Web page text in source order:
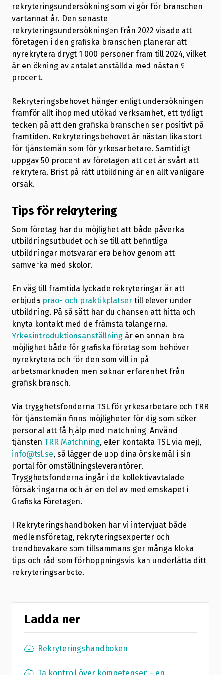
rekryteringsundersökning som vi gör för branschen
vartannat år. Den senaste
rekryteringsundersökningen från 2022 visade att
företagen i den grafiska branschen planerar att
nyrekrytera drygt 1 000 personer fram till 2024, vilket
är en ökning av antalet anställda med nästan 9
procent.
Rekryteringsbehovet hänger enligt undersökningen
framför allt ihop med utökad verksamhet, ett tydligt
tecken på att den grafiska branschen ser positivt på
framtiden. Rekryteringsbehovet är nästan lika stort
för tjänstemän som för yrkesarbetare. Samtidigt
uppgav 50 procent av företagen att det är svårt att
rekrytera. Brist på rätt utbildning är en allt vanligare
orsak.
Tips för rekrytering
Som företag har du möjlighet att både påverka
utbildningsutbudet och se till att befintliga
utbildningar motsvarar era behov genom att
samverka med skolor.
En väg till framtida lyckade rekryteringar är att
erbjuda prao- och praktikplatser till elever under
utbildning. På så sätt har du chansen att hitta och
knyta kontakt med de främsta talangerna.
Yrkesintroduktionsanställning är en annan bra
möjlighet både för grafiska företag som behöver
nyrekrytera och för den som vill in på
arbetsmarknaden men saknar erfarenhet från
grafisk bransch.
Via trygghetsfonderna TSL för yrkesarbetare och TRR
för tjänstemän finns möjligheter för dig som söker
personal att få hjälp med matchning. Använd
tjänsten TRR Matchning, eller kontakta TSL via mejl,
info@tsl.se, så lägger de upp dina önskemål i sin
portal för omställningsleverantörer.
Trygghetsfonderna ingår i de kollektivavtalade
försäkringarna och är en del av medlemskapet i
Grafiska Företagen.
I Rekryteringshandboken har vi intervjuat både
medlemsföretag, rekryteringsexperter och
trendbevakare som tillsammans ger många kloka
tips och råd som förhoppningsvis kan underlätta ditt
rekryteringsarbete.
Ladda ner
Rekryteringshandboken
Ta kontroll över kompetensen - en